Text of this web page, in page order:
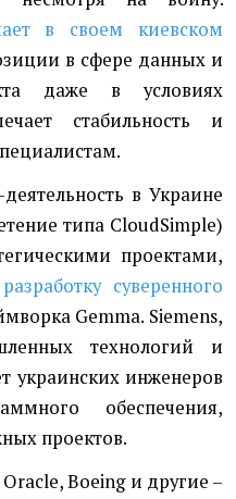
в своем киевском
в сфере данных и
даже в условиях
стабильность и
в Украине
типа CloudSimple)
проектами,
разработку суверенного
Gemma. Siemens,
технологий и
украинских инженеров
обеспечения,
проектов.
Boeing и другие –